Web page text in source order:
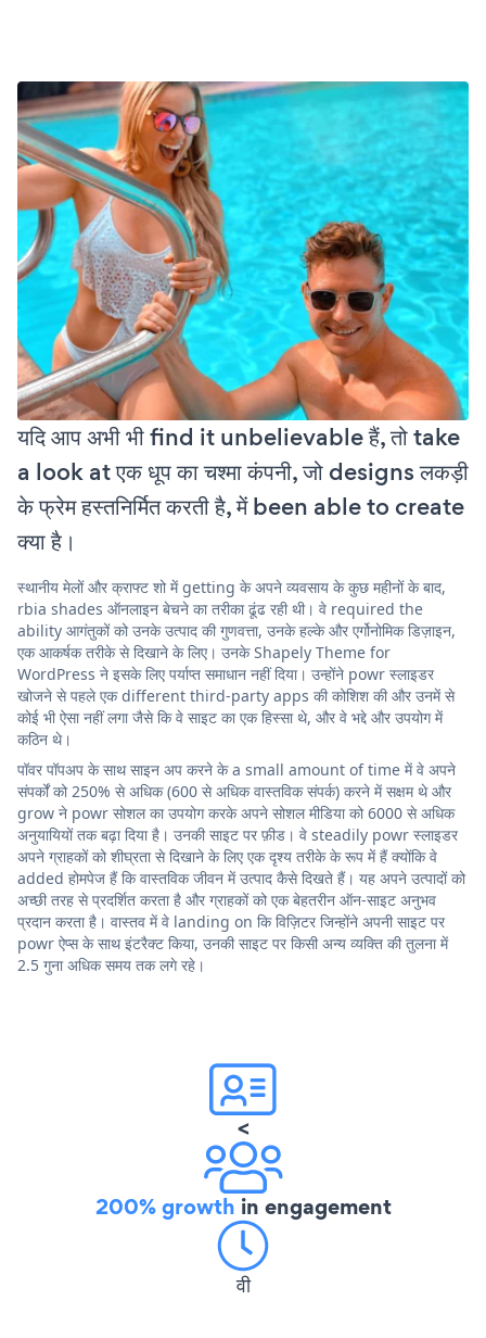
यदि आप अभी भी find it unbelievable हैं, तो take
a look at एक धूप का चश्मा कंपनी, जो designs लकड़ी
के फ्रेम हस्तनिर्मित करती है, में been able to create
क्या है।
स्थानीय मेलों और क्राफ्ट शो में getting के अपने व्यवसाय के कुछ महीनों के बाद,
rbia shades ऑनलाइन बेचने का तरीका ढूंढ रही थी। वे required the
ability आगंतुकों को उनके उत्पाद की गुणवत्ता, उनके हल्के और एर्गोनोमिक डिज़ाइन,
एक आकर्षक तरीके से दिखाने के लिए। उनके Shapely Theme for
WordPress ने इसके लिए पर्याप्त समाधान नहीं दिया। उन्होंने powr स्लाइडर
खोजने से पहले एक different third-party apps की कोशिश की और उनमें से
कोई भी ऐसा नहीं लगा जैसे कि वे साइट का एक हिस्सा थे, और वे भद्दे और उपयोग में
कठिन थे।
पॉवर पॉपअप के साथ साइन अप करने के a small amount of time में वे अपने
संपर्कों को 250% से अधिक (600 से अधिक वास्तविक संपर्क) करने में सक्षम थे और
grow ने powr सोशल का उपयोग करके अपने सोशल मीडिया को 6000 से अधिक
अनुयायियों तक बढ़ा दिया है। उनकी साइट पर फ़ीड। वे steadily powr स्लाइडर
अपने ग्राहकों को शीघ्रता से दिखाने के लिए एक दृश्य तरीके के रूप में हैं क्योंकि वे
added होमपेज हैं कि वास्तविक जीवन में उत्पाद कैसे दिखते हैं। यह अपने उत्पादों को
अच्छी तरह से प्रदर्शित करता है और ग्राहकों को एक बेहतरीन ऑन-साइट अनुभव
प्रदान करता है। वास्तव में वे landing on कि विज़िटर जिन्होंने अपनी साइट पर
powr ऐप्स के साथ इंटरैक्ट किया, उनकी साइट पर किसी अन्य व्यक्ति की तुलना में
2.5 गुना अधिक समय तक लगे रहे।
<
200% growth in engagement
वी